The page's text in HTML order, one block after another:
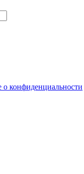
о конфиденциальности